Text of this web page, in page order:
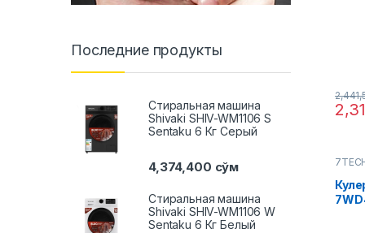
Последние продукты
Стиральная машина
Shivaki SHIV-WM1106 S
Sentaku 6 Кг Серый
4,374,400 сўм
Стиральная машина
Shivaki SHIV-WM1106 W
Sentaku 6 Кг Белый